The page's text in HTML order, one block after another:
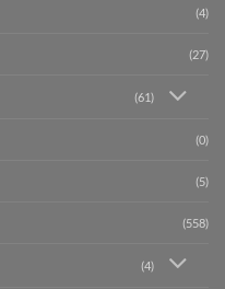
(4)
(27)
(61)
(0)
(5)
(558)
(4)